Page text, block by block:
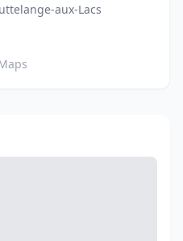
aux-Lacs